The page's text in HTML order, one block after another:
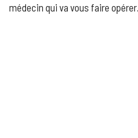
médecin qui va vous faire opérer.